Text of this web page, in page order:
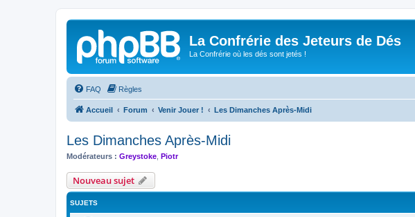
La Confrérie des Jeteurs de Dés
La Confrérie où les dés sont jetés !
FAQ Règles
Accueil Forum Venir Jouer ! Les Dimanches Après-Midi
Les Dimanches Après-Midi
Modérateurs : Greystoke Piotr
Nouveau sujet
SUJETS